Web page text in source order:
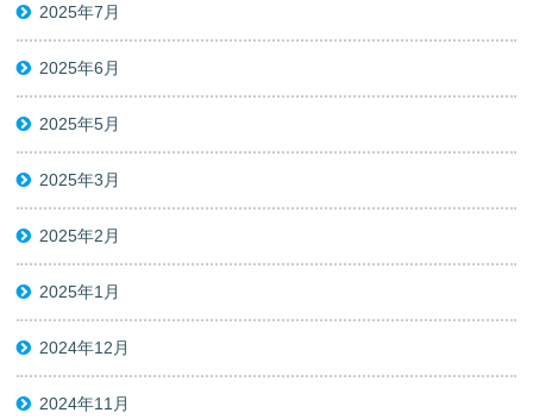
2025年7月
2025年6月
2025年5月
2025年3月
2025年2月
2025年1月
2024年12月
2024年11月